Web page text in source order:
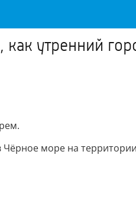
утренний
море на